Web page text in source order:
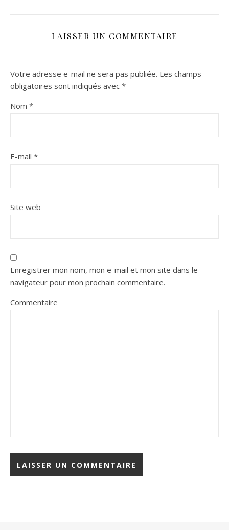
LAISSER UN COMMENTAIRE
Votre adresse e-mail ne sera pas publiée. Les champs
obligatoires sont indiqués avec *
Nom *
E-mail *
Site web
Enregistrer mon nom, mon e-mail et mon site dans le
navigateur pour mon prochain commentaire.
Commentaire